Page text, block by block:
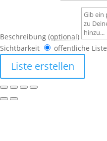
Beschreibung (optional)
Sichtbarkeit
öffentliche Liste
Liste erstellen